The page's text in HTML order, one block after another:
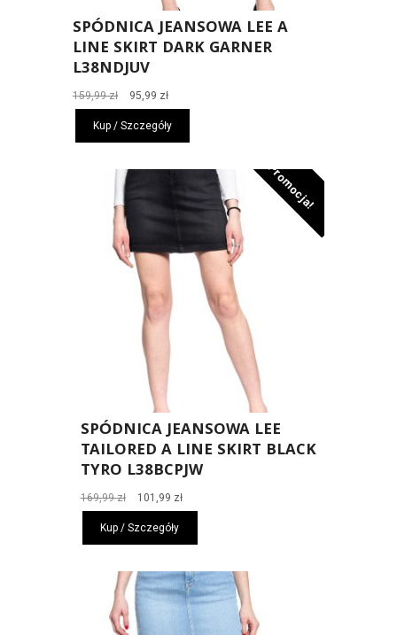
SPÓDNICA JEANSOWA LEE A
LINE SKIRT DARK GARNER
L38NDJUV
159,99zł
Pierwotna
cena
wynosiła:
159,99 zł.
95,99 złAktualna
cena
wynosi:
95,99 zł.
Kup / Szczegóły
Promocja!
SPÓDNICA JEANSOWA LEE
TAILORED A LINE SKIRT BLACK
TYRO L38BCPJW
169,99zł
Pierwotna
cena
wynosiła:
169,99 zł.
101,99 złAktualna
cena
101,99 zł.
Kup / Szczegóły